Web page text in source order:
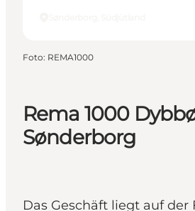
Rema 1000
Sønderborg
Das Geschäft liegt auf der
Foto: REMA1000